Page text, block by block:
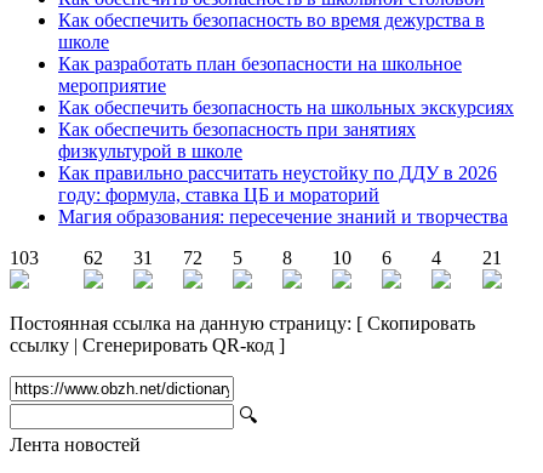
Как обеспечить безопасность во время дежурства в
школе
Как разработать план безопасности на школьное
мероприятие
Как обеспечить безопасность на школьных экскурсиях
Как обеспечить безопасность при занятиях
физкультурой в школе
Как правильно рассчитать неустойку по ДДУ в 2026
году: формула, ставка ЦБ и мораторий
Магия образования: пересечение знаний и творчества
103
62 31 72 5 8 10 6 4 21
Постоянная ссылка на данную страницу: [ Скопировать
ссылку | Сгенерировать QR-код ]
🔍
Лента новостей